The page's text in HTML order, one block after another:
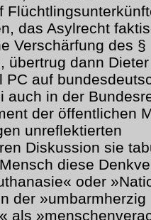
das Asylrecht
Verschärfung des §
übertrug dann
PC auf
auch in der
der öffentlichen
unreflektierten
Diskussion sie
diese
oder
der »umbarmherzig
als